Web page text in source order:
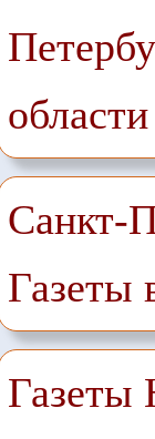
области
Санкт-
Газеты
Газеты